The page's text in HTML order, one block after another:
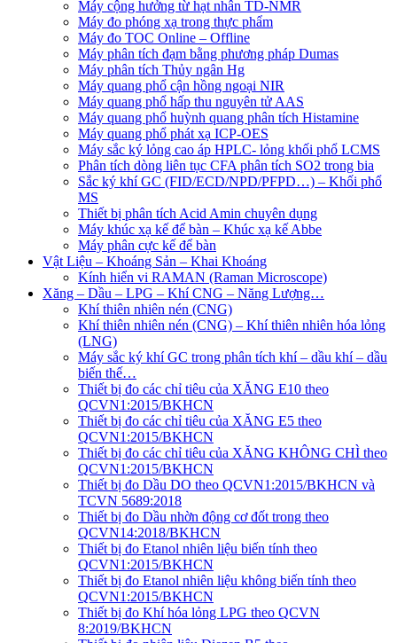
Máy cộng hưởng từ hạt nhân TD-NMR
Máy đo phóng xạ trong thực phẩm
Máy đo TOC Online – Offline
Máy phân tích đạm bằng phương pháp Dumas
Máy phân tích Thủy ngân Hg
Máy quang phổ cận hồng ngoại NIR
Máy quang phổ hấp thu nguyên tử AAS
Máy quang phổ huỳnh quang phân tích Histamine
Máy quang phổ phát xạ ICP-OES
Máy sắc ký lỏng cao áp HPLC- lỏng khối phổ LCMS
Phân tích dòng liên tục CFA phân tích SO2 trong bia
Sắc ký khí GC (FID/ECD/NPD/PFPD…) – Khối phổ
MS
Thiết bị phân tích Acid Amin chuyên dụng
Máy khúc xạ kế để bàn – Khúc xạ kế Abbe
Máy phân cực kế để bàn
Vật Liệu – Khoáng Sản – Khai Khoáng
Kính hiển vi RAMAN (Raman Microscope)
Xăng – Dầu – LPG – Khí CNG – Năng Lượng…
Khí thiên nhiên nén (CNG)
Khí thiên nhiên nén (CNG) – Khí thiên nhiên hóa lỏng
(LNG)
Máy sắc ký khí GC trong phân tích khí – dầu khí – dầu
biến thế…
Thiết bị đo các chỉ tiêu của XĂNG E10 theo
QCVN1:2015/BKHCN
Thiết bị đo các chỉ tiêu của XĂNG E5 theo
QCVN1:2015/BKHCN
Thiết bị đo các chỉ tiêu của XĂNG KHÔNG CHÌ theo
QCVN1:2015/BKHCN
Thiết bị đo Dầu DO theo QCVN1:2015/BKHCN và
TCVN 5689:2018
Thiết bị đo Dầu nhờn động cơ đốt trong theo
QCVN14:2018/BKHCN
Thiết bị đo Etanol nhiên liệu biến tính theo
QCVN1:2015/BKHCN
Thiết bị đo Etanol nhiên liệu không biến tính theo
QCVN1:2015/BKHCN
Thiết bị đo Khí hóa lỏng LPG theo QCVN
8:2019/BKHCN